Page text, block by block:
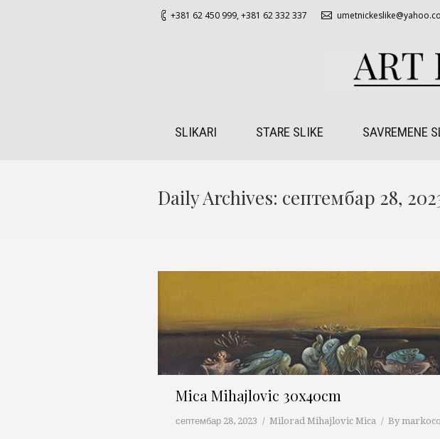
+381 62 450 999,+381 62 332 337
SLIKARI STARE SLIKE SAVREMENE
Daily Archives: септембар 28,
Mica Mihajlovic 30x40cm
септембар 28, 2023 Milorad Mihajlovic Mica By